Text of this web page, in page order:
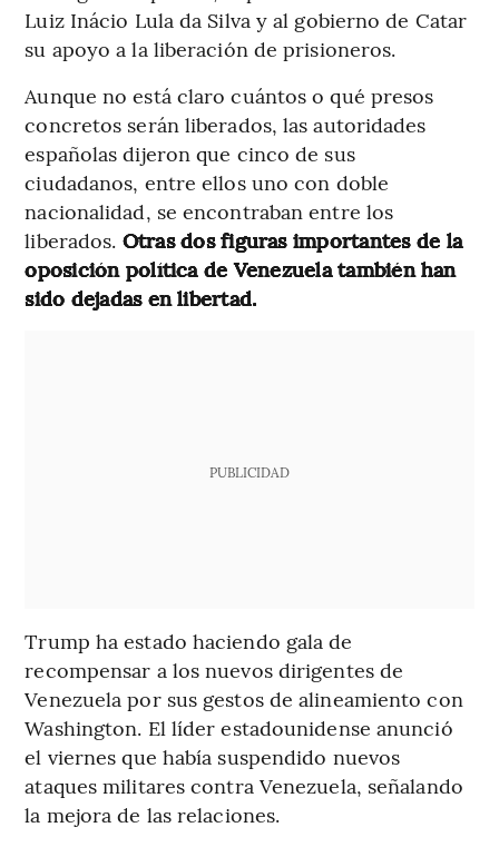
Luiz Inácio Lula da Silva y al gobierno de Catar
su apoyo a la liberación de prisioneros.
Aunque no está claro cuántos o qué presos
concretos serán liberados, las autoridades
españolas dijeron que cinco de sus
ciudadanos, entre ellos uno con doble
nacionalidad, se encontraban entre los
liberados. Otras dos figuras importantes de la
oposición política de Venezuela también han
sido dejadas en libertad.
PUBLICIDAD
Trump ha estado haciendo gala de
recompensar a los nuevos dirigentes de
Venezuela por sus gestos de alineamiento con
Washington. El líder estadounidense anunció
el viernes que había suspendido nuevos
ataques militares contra Venezuela, señalando
la mejora de las relaciones.